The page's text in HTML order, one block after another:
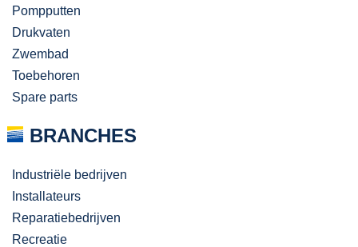
Pompputten
Drukvaten
Zwembad
Toebehoren
Spare parts
BRANCHES
Industriële bedrijven
Installateurs
Reparatiebedrijven
Recreatie